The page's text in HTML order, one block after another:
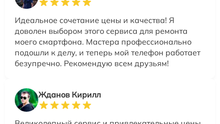
Идеальное сочетание цены и качества! Я
доволен выбором этого сервиса для ремонта
моего смартфона. Мастера профессионально
подошли к делу, и теперь мой телефон работает
безупречно. Рекомендую всем друзьям!
Жданов Кирилл